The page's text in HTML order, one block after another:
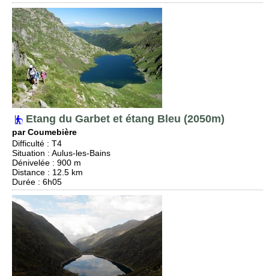
Etang du Garbet et étang Bleu (2050m)
par Coumebière
Difficulté : T4
Situation : Aulus-les-Bains
Dénivelée : 900 m
Distance : 12.5 km
Durée : 6h05